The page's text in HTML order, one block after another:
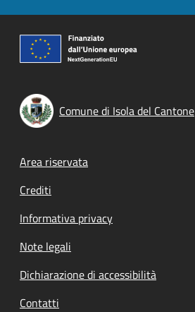
Comune di Isola del Cantone
Footer menu
Area riservata
Crediti
Informativa privacy
Note legali
Dichiarazione di accessibilità
Contatti